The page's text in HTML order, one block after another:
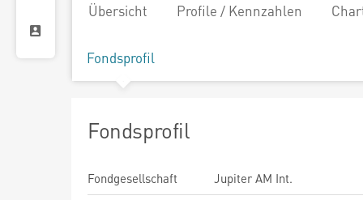
Übersicht Profile / Kennzahlen
Fondsprofil
Fondsprofil
Fondgesellschaft
Jupiter AM Int.